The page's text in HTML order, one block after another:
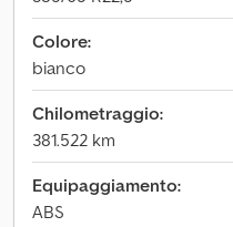
Colore:
bianco
Chilometraggio:
381.522 km
Equipaggiamento:
ABS